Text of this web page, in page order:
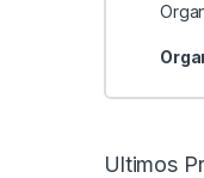
Ultimos